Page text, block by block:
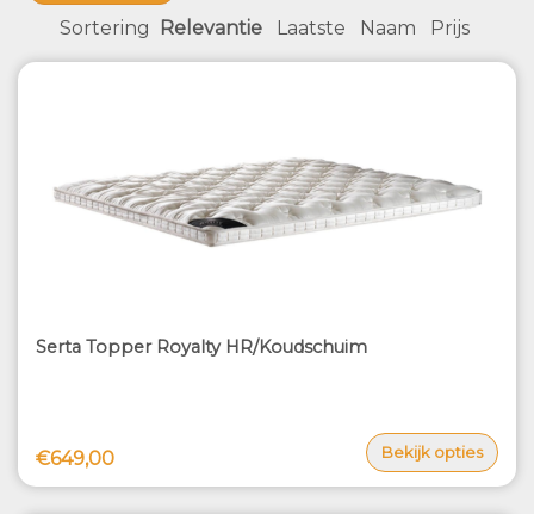
Sortering
Relevantie Laatste Naam Prijs
Serta Topper Royalty HR/Koudschuim
€649,00 Bekijk opties